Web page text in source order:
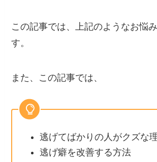
この記事では、上記のようなお悩
す。
また、この記事では、
逃げてばかりの人がクズな
逃げ癖を改善する方法